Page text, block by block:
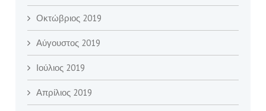
Οκτώβριος 2019
Αύγουστος 2019
Ιούλιος 2019
Απρίλιος 2019